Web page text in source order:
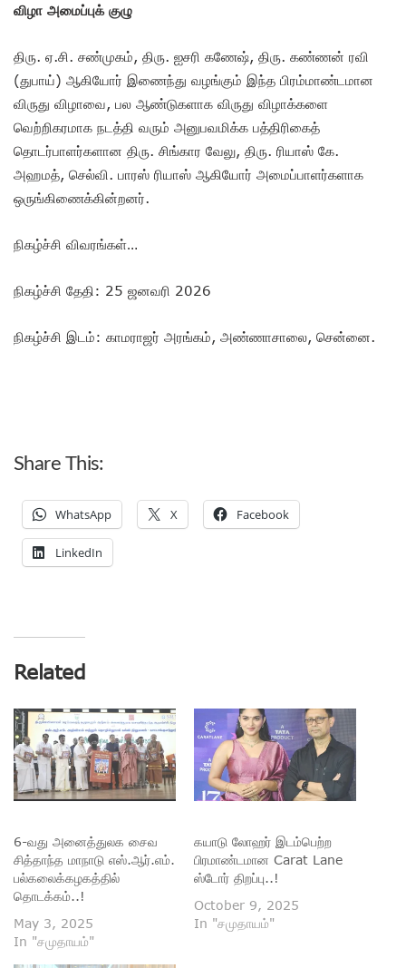
விழா அமைப்புக் குழு
திரு. ஏ.சி. சண்முகம், திரு. ஐசரி கணேஷ், திரு. கண்ணன் ரவி
(துபாய்) ஆகியோர் இணைந்து வழங்கும் இந்த பிரம்மாண்டமான
விருது விழாவை, பல ஆண்டுகளாக விருது விழாக்களை
வெற்றிகரமாக நடத்தி வரும் அனுபவமிக்க பத்திரிகைத்
தொடர்பாளர்களான திரு. சிங்கார வேலு, திரு. ரியாஸ் கே.
அஹமத், செல்வி. பாரஸ் ரியாஸ் ஆகியோர் அமைப்பாளர்களாக
ஒருங்கிணைக்கின்றனர்.
நிகழ்ச்சி விவரங்கள்…
நிகழ்ச்சி தேதி: 25 ஜனவரி 2026
நிகழ்ச்சி இடம்: காமராஜர் அரங்கம், அண்ணாசாலை, சென்னை.
Share This:
WhatsApp X Facebook
LinkedIn
Related
6-வது அனைத்துலக சைவ
சித்தாந்த மாநாடு எஸ்.ஆர்.எம்.
பல்கலைக்கழகத்தில்
தொடக்கம்..!
May 3, 2025
In "சமுதாயம்"
கயாடு லோஹர் இடம்பெற்ற
பிரமாண்டமான Carat Lane
ஸ்டோர் திறப்பு..!
October 9, 2025
In "சமுதாயம்"